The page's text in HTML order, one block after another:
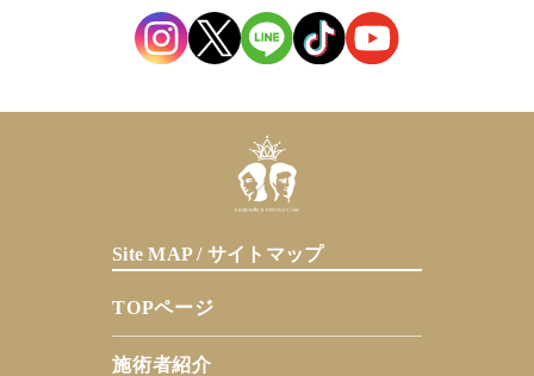
Site MAP / サイトマップ
TOPページ
施術者紹介